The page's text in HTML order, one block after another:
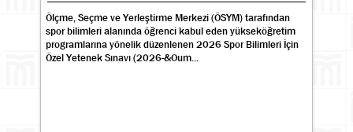
Ölçme, Seçme ve Yerleştirme Merkezi (ÖSYM) tarafından
spor bilimleri alanında öğrenci kabul eden yükseköğretim
programlarına yönelik düzenlenen 2026 Spor Bilimleri İçin
Özel Yetenek Sınavı (2026-&Oum...